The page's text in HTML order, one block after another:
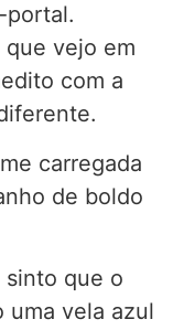
portal.
vejo em
com a
carregada
de boldo
que o
uma vela azul